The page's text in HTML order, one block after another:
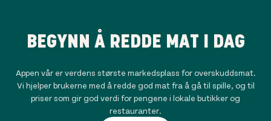
BEGYNN Å REDDE MAT I DAG
Appen vår er verdens største markedsplass for overskuddsmat.
Vi hjelper brukerne med å redde god mat fra å gå til spille, og til
priser som gir god verdi for pengene i lokale butikker og
restauranter.